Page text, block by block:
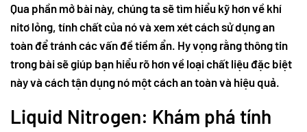
Qua phần mở bài này, chúng ta sẽ tìm hiểu kỹ hơn về khí
nitơ lỏng, tính chất của nó và xem xét cách sử dụng an
toàn để tránh các vấn đề tiềm ẩn. Hy vọng rằng thông tin
trong bài sẽ giúp bạn hiểu rõ hơn về loại chất liệu đặc biệt
này và cách tận dụng nó một cách an toàn và hiệu quả.
Liquid Nitrogen: Khám phá tính